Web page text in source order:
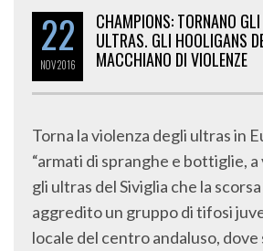
22
NOV2016
CHAMPIONS: TORNANO
ULTRAS. GLI HOOLIGANS
MACCHIANO DI VIOLENZE
Torna la violenza degli ultras in
“armati di spranghe e bottiglie,
gli ultras del Siviglia che la
aggredito un gruppo di tifosi
locale del centro andaluso, dove